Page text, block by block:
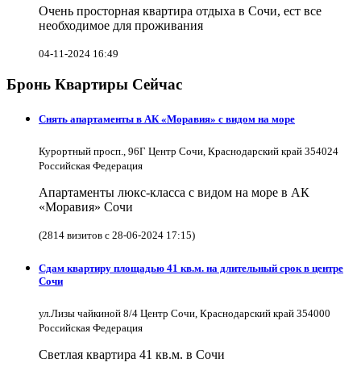
Очень просторная квартира отдыха в Сочи, ест все
необходимое для проживания
04-11-2024 16:49
Бронь Квартиры Сейчас
Снять апартаменты в АК «Моравия» с видом на море
Курортный просп., 96Г Центр Сочи, Краснодарский край 354024
Российская Федерация
Апартаменты люкс-класса с видом на море в АК
«Моравия» Сочи
(2814 визитов с 28-06-2024 17:15)
Сдам квартиру площадью 41 кв.м. на длительный срок в центре
Сочи
ул.Лизы чайкиной 8/4 Центр Сочи, Краснодарский край 354000
Российская Федерация
Светлая квартира 41 кв.м. в Сочи